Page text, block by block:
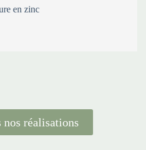
en zinc
nos réalisations